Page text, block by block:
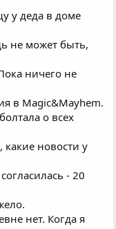
у деда в доме
не может быть,
ничего не
в Маgic&Mayhem.
о всех
новости у
- 20
нет. Когда я